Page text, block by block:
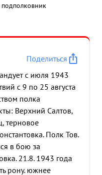
подполковник
Поделиться
с июля 1943
с 9 по 25 августа
полка
Верхний Салтов,
терновое
Полк Тов.
в бою за
21.8. 1943 года
рону. южнее